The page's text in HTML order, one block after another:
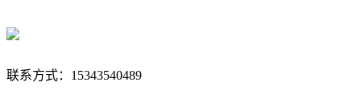
联系方式： 15343540489